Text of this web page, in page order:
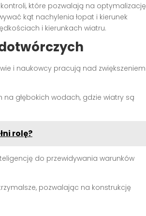
które pozwalają na optymalizację
kąt nachylenia łopat i kierunek
i kierunkach wiatru.
i naukowcy pracują nad zwiększeniem
głębokich wodach, gdzie wiatry są
rolę?
do przewidywania warunków
pozwalając na konstrukcję